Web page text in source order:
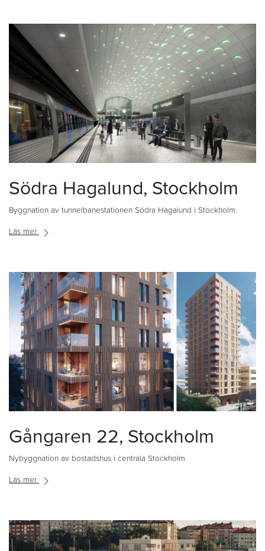
Södra Hagalund, Stockholm
Byggnation av tunnelbanestationen Södra Hagalund i Stockholm.
Läs mer
Gångaren 22, Stockholm
Nybyggnation av bostadshus i centrala Stockholm
Läs mer